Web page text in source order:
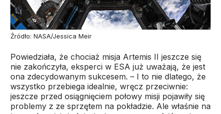
Źródło: NASA/Jessica Meir
Powiedziała, że chociaż misja Artemis II jeszcze się
nie zakończyła, eksperci w ESA już uważają, że jest
ona zdecydowanym sukcesem. – I to nie dlatego, że
wszystko przebiega idealnie, wręcz przeciwnie:
jeszcze przed osiągnięciem połowy misji pojawiły się
problemy z ze sprzętem na pokładzie. Ale właśnie na